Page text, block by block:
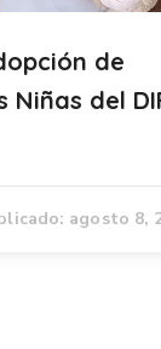
de
Niñas del
agosto 8,